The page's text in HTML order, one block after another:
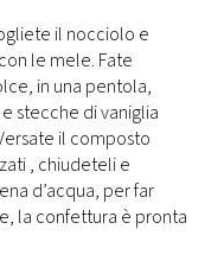
il nocciolo e
le mele. Fate
in una pentola,
stecche di vaniglia
il composto
, chiudeteli e
d’acqua, per far
la confettura è pronta